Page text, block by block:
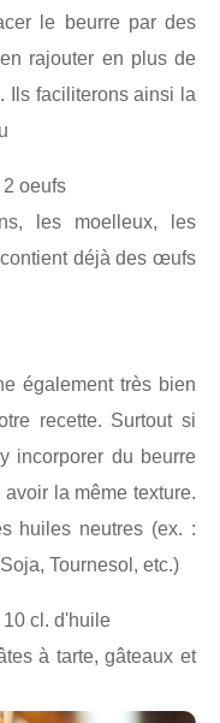
le beurre par des
rajouter en plus de
Ils faciliterons ainsi la
2 oeufs
les moelleux, les
déjà des œufs
également très bien
recette. Surtout si
incorporer du beurre
la même texture.
huiles neutres (ex. :
Tournesol, etc.)
10 cl. d'huile
à tarte, gâteaux et